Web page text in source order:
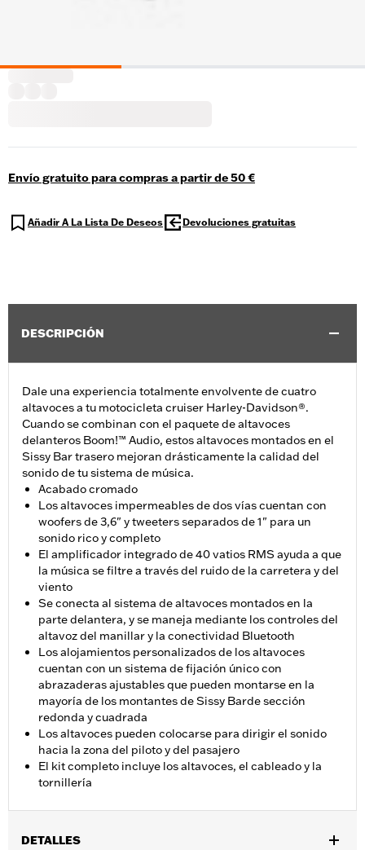
Envío gratuito para compras a partir de 50 €
Añadir A La Lista De Deseos Devoluciones gratuitas
DESCRIPCIÓN
Dale una experiencia totalmente envolvente de cuatro
altavoces a tu motocicleta cruiser Harley-Davidson®.
Cuando se combinan con el paquete de altavoces
delanteros Boom!™ Audio, estos altavoces montados en el
Sissy Bar trasero mejoran drásticamente la calidad del
sonido de tu sistema de música.
Acabado cromado
Los altavoces impermeables de dos vías cuentan con
woofers de 3,6" y tweeters separados de 1" para un
sonido rico y completo
El amplificador integrado de 40 vatios RMS ayuda a que
la música se filtre a través del ruido de la carretera y del
viento
Se conecta al sistema de altavoces montados en la
parte delantera, y se maneja mediante los controles del
altavoz del manillar y la conectividad Bluetooth
Los alojamientos personalizados de los altavoces
cuentan con un sistema de fijación único con
abrazaderas ajustables que pueden montarse en la
mayoría de los montantes de Sissy Barde sección
redonda y cuadrada
Los altavoces pueden colocarse para dirigir el sonido
hacia la zona del piloto y del pasajero
El kit completo incluye los altavoces, el cableado y la
tornillería
DETALLES